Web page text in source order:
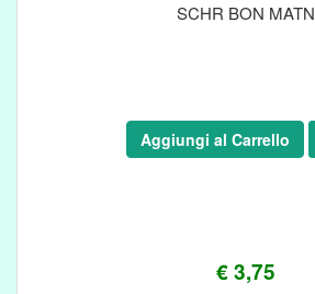
SCHR BON MATN
€ 3,75
Aggiungi al Carrello